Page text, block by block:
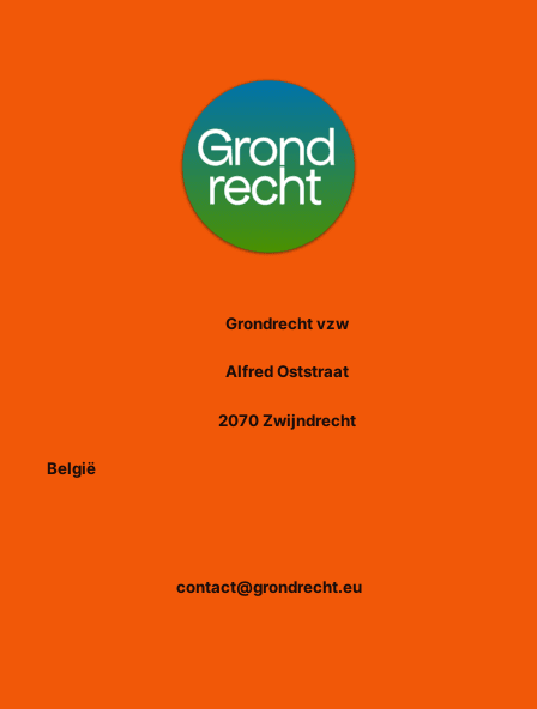
Grondrecht vzw
Alfred Oststraat
2070 Zwijndrecht
België
contact@grondrecht.eu